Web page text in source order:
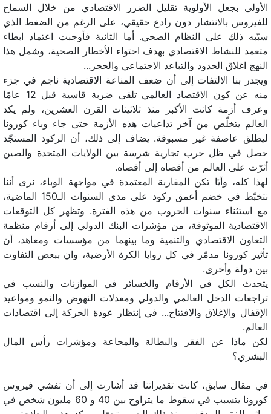
الأولى بجعل الأولوية تقليل الضرر الاقتصادي من خلال السماح
للفيروس بالانتشار دون رادع حقيقي، على الرغم من الضغط الذي
سبّبه ذلك على النظام الصحي. أما الثانية فأوجبت اعتماد ابطاء
متعمد للنشاط الاقتصادي بهدف احتواء الأخطار الصحية، وشمل هذا
النهج اغلاق الحدود والتباعد الاجتماعي والحجر...
ويجدر بنا الالتفات إلى أن ضعف المناعة الاقتصادية ناجم في جزء
منه عن كون الاقتصاد العالمي تلقى ضربة قاسية قبل 12 عامًا
وعرف أزمة كانت الأكبر منذ ثلاثينات القرن العشرين، ولم يكد
العالم يتخلّص من آخر تداعيات هذه الأزمة حتى جاء وباء کورونا
ليطلق عاصفة غير مسبوقة. يضاف إلى ذلك، أن الركود المستجّد
حصل في ظل حرب تجارية شرسة بين الولايات المتحدة والصين
أثرّت على العالم من أقصاه إلى أقصاه.
لهذا كله، وأيًا تكن المقاربة المعتمدة في مواجهة الوباء، نرى أننا
نتخبّط في خضم أعمق رکود على مدى السنوات الـ150 الماضية،
مع استثناء سنوات الحروب من هذه الفترة. وتظهر كل التوقعات
الاقتصادية الموثوقة، من مؤشرات البنك الدولي إلى أرقام منظمة
التعاون الاقتصادي والتنمية وما بينهما من مؤسسات ومعاهد، أن
تأثير كورونا مدمّر في كل زوايا الكرة الأرضية، وان ببعض التفاوت
بين دولة وأخرى.
يتحدث الكل في الأرقام والخسائر في الموازنات والنسب في
تراجعات الدخل العالمي والدولي ومعدلات النهوض والنمو ومواعيد
الإقفال والإغلاق والافتتاح... في إنتظار عودة الحركة إلى اقتصادات
العالم.
لكن ماذا عن الفقر والبطالة والمجاعة ومؤشرات رأس المال
البشري؟
في مقال سابق، كانت تقديراتنا قد أشارت إلى أن تفشي فيروس
كورونا يتسبب في سقوط ما يتراوح بين 40 و 60 مليون شخص في